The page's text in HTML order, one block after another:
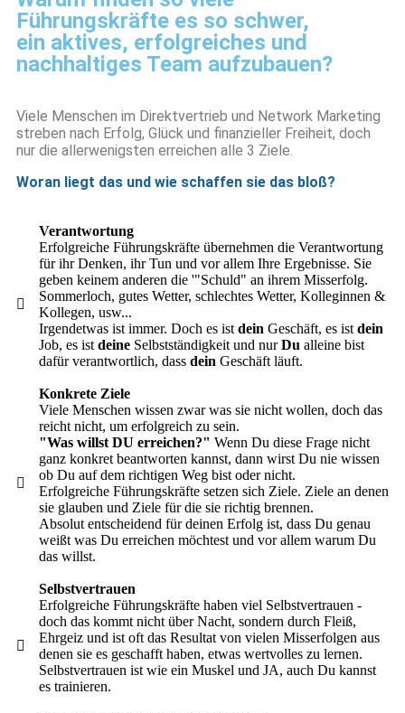
Führungskräfte es so schwer,
ein aktives, erfolgreiches und
nachhaltiges Team aufzubauen?
Viele Menschen im Direktvertrieb und Network Marketing
streben nach Erfolg, Glück und finanzieller Freiheit, doch
nur die allerwenigsten erreichen alle 3 Ziele.
Woran liegt das und wie schaffen sie das bloß?
Verantwortung
Erfolgreiche Führungskräfte übernehmen die Verantwortung
für ihr Denken, ihr Tun und vor allem Ihre Ergebnisse. Sie
geben keinem anderen die '"Schuld" an ihrem Misserfolg.
Sommerloch, gutes Wetter, schlechtes Wetter, Kolleginnen &
Kollegen, usw...
Irgendetwas ist immer. Doch es ist dein Geschäft, es ist dein
Job, es ist deine Selbstständigkeit und nurDu alleine bist
dafür verantwortlich, dass dein Geschäft läuft.
Konkrete Ziele
Viele Menschen wissen zwar was sie nicht wollen, doch das
reicht nicht, um erfolgreich zu sein.
"Was willst DU erreichen?" Wenn Du diese Frage nicht
ganz konkret beantworten kannst, dann wirst Du nie wissen
ob Du auf dem richtigen Weg bist oder nicht.
Erfolgreiche Führungskräfte setzen sich Ziele. Ziele an denen
sie glauben und Ziele für die sie richtig brennen.
Absolut entscheidend für deinen Erfolg ist, dass Du genau
weißt was Du erreichen möchtest und vor allem warum Du
das willst.
Selbstvertrauen
Erfolgreiche Führungskräfte haben viel Selbstvertrauen -
doch das kommt nicht über Nacht, sondern durch Fleiß,
Ehrgeiz und ist oft das Resultat von vielen Misserfolgen aus
denen sie es geschafft haben, etwas wertvolles zu lernen.
Selbstvertrauen ist wie ein Muskel und JA, auch Du kannst
es trainieren.